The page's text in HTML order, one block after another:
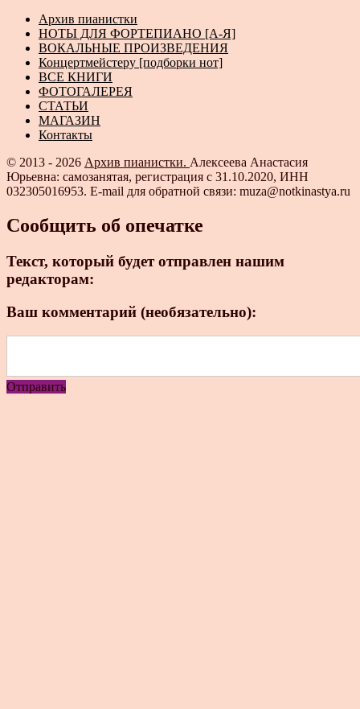
Архив пианистки
НОТЫ ДЛЯ ФОРТЕПИАНО [А-Я]
ВОКАЛЬНЫЕ ПРОИЗВЕДЕНИЯ
Концертмейстеру [подборки нот]
ВСЕ КНИГИ
ФОТОГАЛЕРЕЯ
СТАТЬИ
МАГАЗИН
Контакты
© 2013 - 2026 Архив пианистки. Алексеева Анастасия
Юрьевна: самозанятая, регистрация с 31.10.2020, ИНН
032305016953. E-mail для обратной связи: muza@notkinastya.ru
Сообщить об опечатке
Текст, который будет отправлен нашим
редакторам:
Ваш комментарий (необязательно):
Отправить